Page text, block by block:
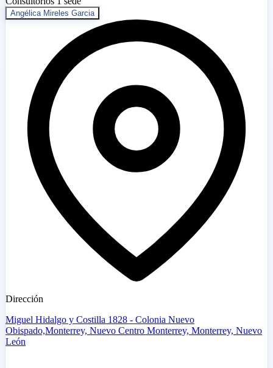
Angélica Mireles Garcia
Dirección
Miguel Hidalgo y Costilla 1828 - Colonia Nuevo
Obispado,Monterrey, Nuevo Centro Monterrey, Monterrey, Nuevo
León